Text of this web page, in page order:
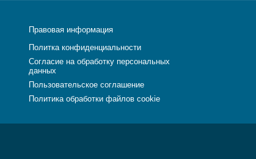
Правовая информация
Политка конфиденциальности
Согласие на обработку персональных
данных
Пользовательское соглашение
Политика обработки файлов cookie